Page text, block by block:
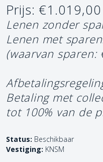
Prijs: €1.019,00
Lenen zonder
Lenen met
(waarvan sparen:
Betaling met
tot 100% van de
Status: Beschikbaar
Vestiging: KNSM